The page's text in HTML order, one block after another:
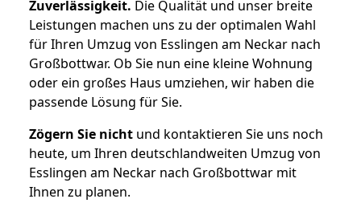
Zuverlässigkeit. Die Qualität und unser breite
Leistungen machen uns zu der optimalen Wahl
für Ihren Umzug von Esslingen am Neckar nach
Großbottwar. Ob Sie nun eine kleine Wohnung
oder ein großes Haus umziehen, wir haben die
passende Lösung für Sie.
Zögern Sie nicht und kontaktieren Sie uns noch
heute, um Ihren deutschlandweiten Umzug von
Esslingen am Neckar nach Großbottwar mit
Ihnen zu planen.